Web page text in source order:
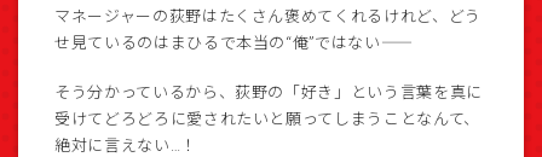
マネージャーの荻野はたくさん褒めてくれるけれど、どう
せ見ているのはまひるで本当の“俺”ではない――
そう分かっているから、荻野の「好き」という言葉を真に
受けてどろどろに愛されたいと願ってしまうことなんて、
絶対に言えない…！